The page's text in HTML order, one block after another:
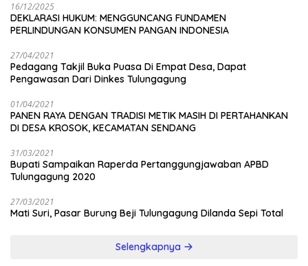
16/12/2025
DEKLARASI HUKUM: MENGGUNCANG FUNDAMEN
PERLINDUNGAN KONSUMEN PANGAN INDONESIA
27/04/2021
Pedagang Takjil Buka Puasa Di Empat Desa, Dapat
Pengawasan Dari Dinkes Tulungagung
01/04/2021
PANEN RAYA DENGAN TRADISI METIK MASIH DI PERTAHANKAN
DI DESA KROSOK, KECAMATAN SENDANG
31/03/2021
Bupati Sampaikan Raperda Pertanggungjawaban APBD
Tulungagung 2020
27/03/2021
Mati Suri, Pasar Burung Beji Tulungagung Dilanda Sepi Total
Selengkapnya